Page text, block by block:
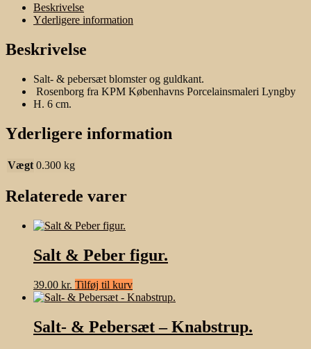
Beskrivelse
Yderligere information
Beskrivelse
Salt- & pebersæt blomster og guldkant.
Rosenborg fra KPM Københavns Porcelainsmaleri Lyngby
H. 6 cm.
Yderligere information
Vægt 0.300 kg
Relaterede varer
Salt & Peber figur.
39.00 kr. Tilføj til kurv
Salt- & Pebersæt – Knabstrup.